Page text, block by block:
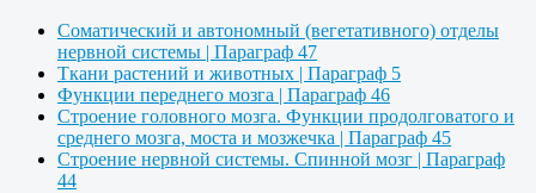
Соматический и автономный (вегетативного) отделы
нервной системы | Параграф 47
Ткани растений и животных | Параграф 5
Функции переднего мозга | Параграф 46
Строение головного мозга. Функции продолговатого и
среднего мозга, моста и мозжечка | Параграф 45
Строение нервной системы. Спинной мозг | Параграф
44